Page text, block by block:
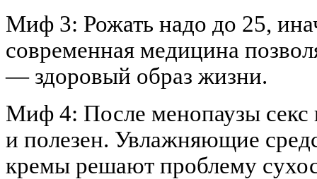
Миф 3: Рожать надо до 25,
современная медицина
— здоровый образ жизни.
Миф 4: После менопаузы
и полезен. Увлажняющие
кремы решают проблему